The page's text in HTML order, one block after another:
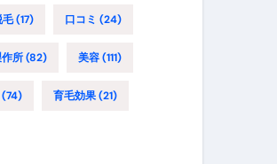
毛(17) 口コミ (24)
所(82) 美容(111)
(74) 育毛効果(21)